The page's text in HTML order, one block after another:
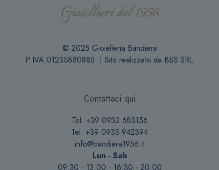
© 2025 Gioielleria Bandiera
P.IVA:01235880885 | Sito realizzato da BSS SRL
Contattaci qui
Tel. +39 0932 683156
Tel. +39 0933 942394
info@bandiera1956.it
Lun - Sab
09:30 - 13:00 - 16:30 - 20:00